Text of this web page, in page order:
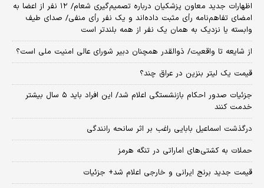
اظهارات جدید معاون پزشکیان درباره تصمیم‌گیری شعام/ ۱۲ نفر از اعضا به
امضای تفاهم‌نامه رأی مثبت داده‌اند و یک نفر رأی منفی/ صدای طیف
وابسته یا نزدیک به همان یک نفر از همه بلندتر است
از شایعه تا واقعیت/ ذوالقدر همچنان دبیر شورای ‌عالی امنیت ملی است؟
قیمت یک لیتر بنزین در عراق چند؟
جزئیات صدور احکام بازنشستگی اعلام شد/ این افراد باید ۵ سال بیشتر
خدمت کنند
درگذشت اسماعیل بابایی راغب بر اثر سانحه رانندگی
حملات به کشتی‌های اماراتی در تنگه هرمز
قیمت جدید برنج ایرانی و خارجی اعلام شد+ جزئیات